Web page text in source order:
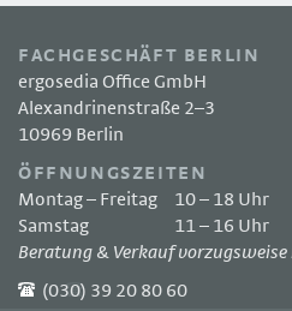
FACHGESCHÄFT BERLIN
ergosedia Office GmbH
Alexandrinenstraße 2–3
10969 Berlin
ÖFFNUNGSZEITEN
Montag – Freitag
10 – 18 Uhr
Samstag
11 – 16 Uhr
Beratung & Verkauf
(030) 39 20 80 60